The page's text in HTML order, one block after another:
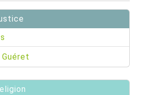
Guéret